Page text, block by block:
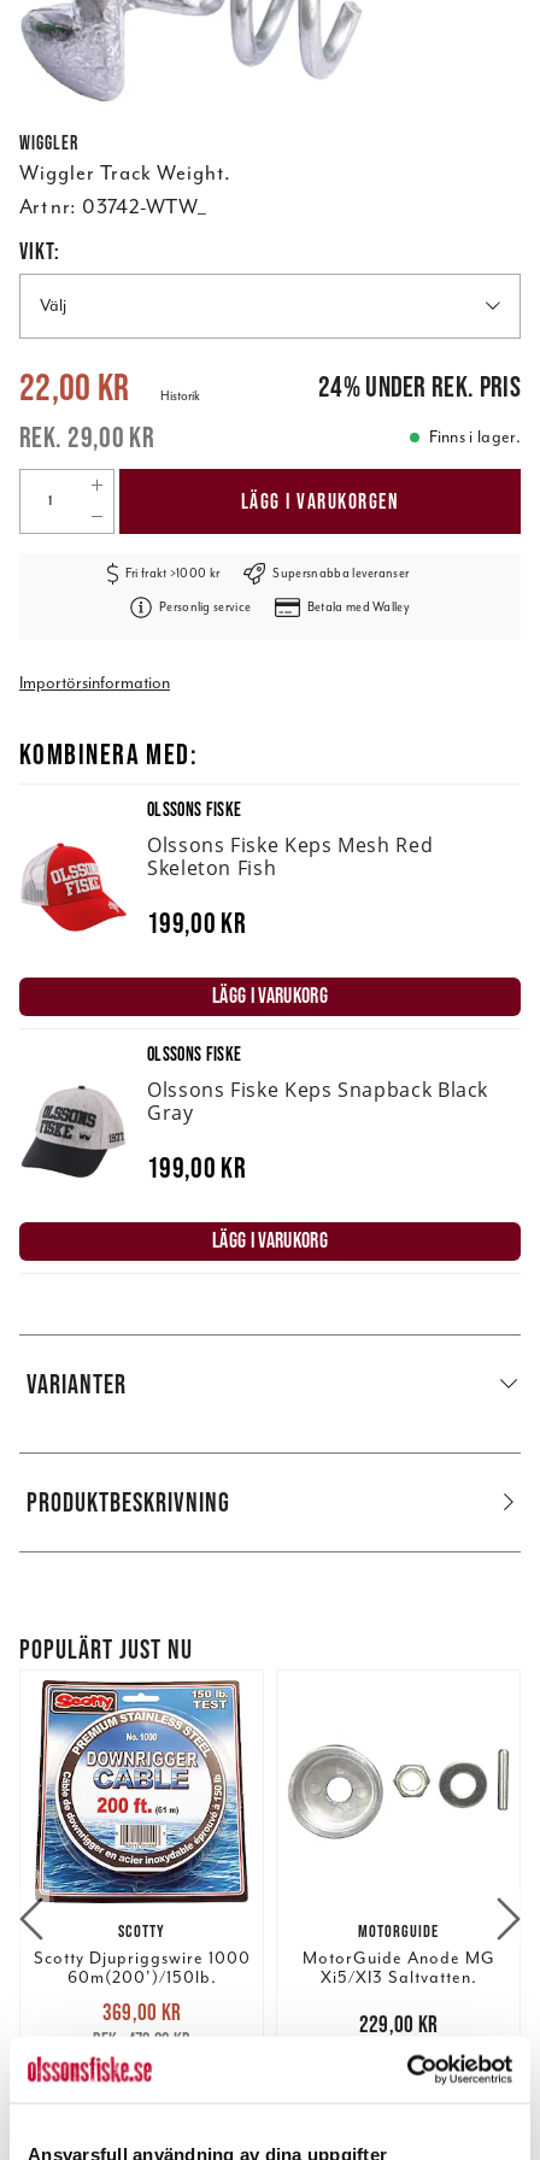
Ansvarsfull användning av dina uppgifter
Wiggler
Wiggler Track Weight.
Art nr: 03742-WTW_
VIKT:
Välj
Nuvarande pris: 29,00 kr
22,00 kr
29,00 kr
Historik 24%under rek. pris
Finns i lager.
LÄGG I VARUKORGEN
Fri frakt >1000 kr Supersnabba leveranser
Personlig service Betala med Walley
Importörsinformation
KOMBINERA MED:
OLSSONS FISKE
Olssons Fiske Keps Mesh Red
Skeleton Fish
199,00 kr
LÄGG I VARUKORG
OLSSONS FISKE
Olssons Fiske Keps Snapback Black
Gray
199,00 kr
LÄGG I VARUKORG
VARIANTER
PRODUKTBESKRIVNING
POPULÄRT JUST NU
SCOTTY
Scotty Djupriggswire 1000
60m(200')/150lb.
Nuvarande pris
369,00 krTidigare pris
369,00 kr
479,00 kr
4 ST
MOTORGUIDE
MotorGuide Anode MG
Xi5/XI3 Saltvatten.
229,00 kr
229,00 kr
1 ST